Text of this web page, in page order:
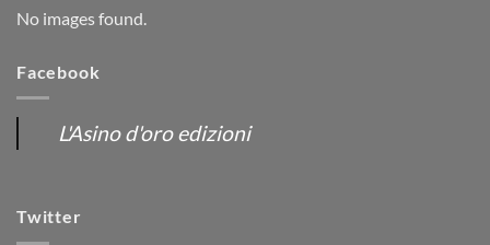
No images found.
Facebook
L'Asino d'oro edizioni
Twitter